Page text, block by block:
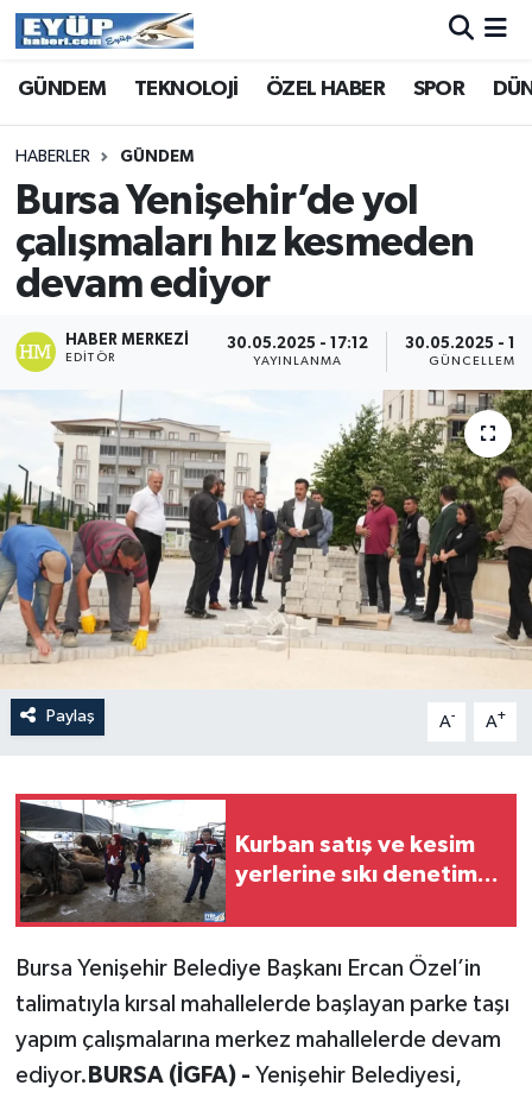
GÜNDEM TEKNOLOJİ ÖZEL HABER SPOR
HABERLER GÜNDEM
Bursa Yenişehir’de yol
çalışmaları hız kesmeden
devam ediyor
HABER MERKEZI
EDITÖR
30.05.2025 - 17:12
YAYINLANMA
30.05.2025 -
GÜNCELLEME
Paylaş A- A+
Kurban satış ve kesim
yerlerine sıkı denetim...
Bursa Yenişehir Belediye Başkanı Ercan Özel’in
talimatıyla kırsal mahallelerde başlayan parke taşı
yapım çalışmalarına merkez mahallelerde devam
ediyor. BURSA (İGFA) - Yenişehir Belediyesi,